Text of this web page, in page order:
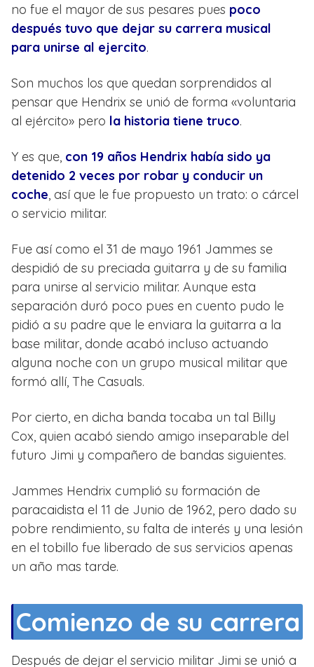
no fue el mayor de sus pesares pues poco
después tuvo que dejar su carrera musical
para unirse al ejercito.
Son muchos los que quedan sorprendidos al
pensar que Hendrix se unió de forma «voluntaria
al ejército» pero la historia tiene truco.
Y es que, con 19 años Hendrix había sido ya
detenido 2 veces por robar y conducir un
coche, así que le fue propuesto un trato: o cárcel
o servicio militar.
Fue así como el 31 de mayo 1961 Jammes se
despidió de su preciada guitarra y de su familia
para unirse al servicio militar. Aunque esta
separación duró poco pues en cuento pudo le
pidió a su padre que le enviara la guitarra a la
base militar, donde acabó incluso actuando
alguna noche con un grupo musical militar que
formó allí, The Casuals.
Por cierto, en dicha banda tocaba un tal Billy
Cox, quien acabó siendo amigo inseparable del
futuro Jimi y compañero de bandas siguientes.
Jammes Hendrix cumplió su formación de
paracaidista el 11 de Junio de 1962, pero dado su
pobre rendimiento, su falta de interés y una lesión
en el tobillo fue liberado de sus servicios apenas
un año mas tarde.
Comienzo de su carrera
Después de dejar el servicio militar Jimi se unió a